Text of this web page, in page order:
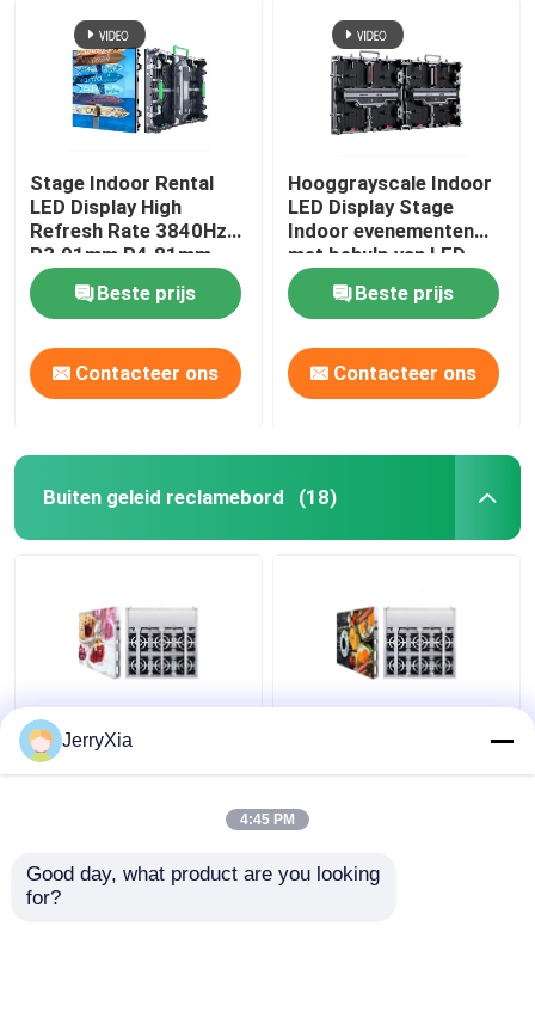
Stage Indoor Rental
LED Display High
Refresh Rate 3840Hz
P3.91mm P4.81mm
Beste prijs
Contacteer ons
Hooggrayscale Indoor
LED Display Stage
Indoor evenementen
met behulp van LED-
schermpaneel
Beste prijs
Contacteer ons
Buiten geleid reclamebord (18)
Voorste Achterste
Dienst Buiten LED-
JerryXia
4:45 PM
Good day, what product are you looking
for?